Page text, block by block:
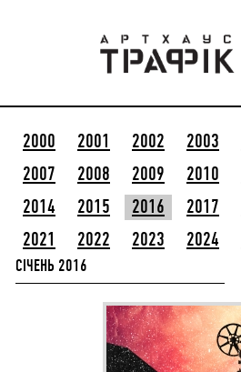
2000 2001 2002 2003
2007
2008 2009 2010
2014
2015 2016 2017
2021
2022 2023 2024
СІЧЕНЬ 2016